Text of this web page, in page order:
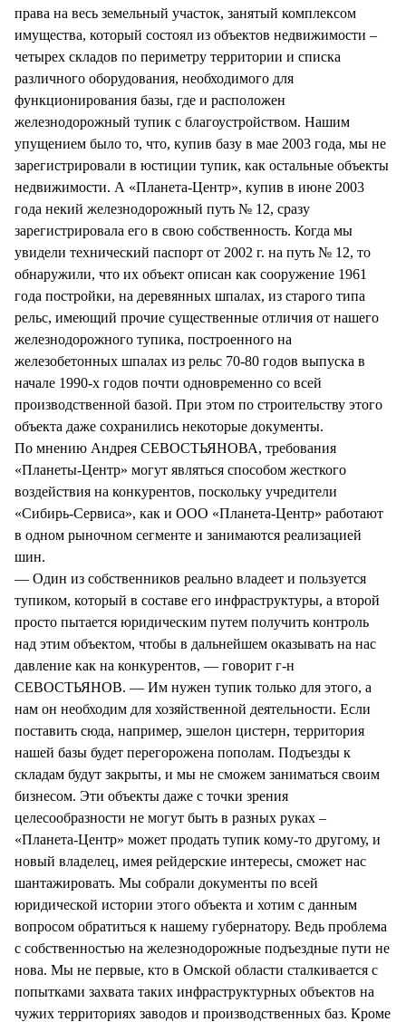
права на весь земельный участок, занятый комплексом
имущества, который состоял из объектов недвижимости –
четырех складов по периметру территории и списка
различного оборудования, необходимого для
функционирования базы, где и расположен
железнодорожный тупик с благоустройством. Нашим
упущением было то, что, купив базу в мае 2003 года, мы не
зарегистрировали в юстиции тупик, как остальные объекты
недвижимости. А «Планета-Центр», купив в июне 2003
года некий железнодорожный путь № 12, сразу
зарегистрировала его в свою собственность. Когда мы
увидели технический паспорт от 2002 г. на путь № 12, то
обнаружили, что их объект описан как сооружение 1961
года постройки, на деревянных шпалах, из старого типа
рельс, имеющий прочие существенные отличия от нашего
железнодорожного тупика, построенного на
железобетонных шпалах из рельс 70-80 годов выпуска в
начале 1990-х годов почти одновременно со всей
производственной базой. При этом по строительству этого
объекта даже сохранились некоторые документы.
По мнению Андрея СЕВОСТЬЯНОВА, требования
«Планеты-Центр» могут являться способом жесткого
воздействия на конкурентов, поскольку учредители
«Сибирь-Сервиса», как и ООО «Планета-Центр» работают
в одном рыночном сегменте и занимаются реализацией
шин.
— Один из собственников реально владеет и пользуется
тупиком, который в составе его инфраструктуры, а второй
просто пытается юридическим путем получить контроль
над этим объектом, чтобы в дальнейшем оказывать на нас
давление как на конкурентов, — говорит г-н
СЕВОСТЬЯНОВ. — Им нужен тупик только для этого, а
нам он необходим для хозяйственной деятельности. Если
поставить сюда, например, эшелон цистерн, территория
нашей базы будет перегорожена пополам. Подъезды к
складам будут закрыты, и мы не сможем заниматься своим
бизнесом. Эти объекты даже с точки зрения
целесообразности не могут быть в разных руках –
«Планета-Центр» может продать тупик кому-то другому, и
новый владелец, имея рейдерские интересы, сможет нас
шантажировать. Мы собрали документы по всей
юридической истории этого объекта и хотим с данным
вопросом обратиться к нашему губернатору. Ведь проблема
с собственностью на железнодорожные подъездные пути не
нова. Мы не первые, кто в Омской области сталкивается с
попытками захвата таких инфраструктурных объектов на
чужих территориях заводов и производственных баз. Кроме